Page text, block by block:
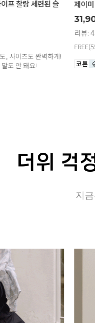
데일
리뷰:
더위 걱
지